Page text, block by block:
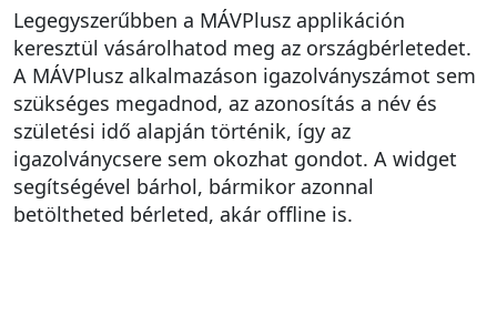
Legegyszerűbben a MÁVPlusz applikáción
keresztül vásárolhatod meg az országbérletedet.
A MÁVPlusz alkalmazáson igazolványszámot sem
szükséges megadnod, az azonosítás a név és
születési idő alapján történik, így az
igazolványcsere sem okozhat gondot. A widget
segítségével bárhol, bármikor azonnal
betöltheted bérleted, akár offline is.